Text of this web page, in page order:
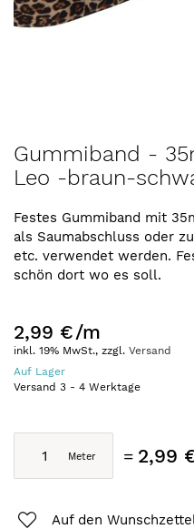
Anfang
der
springen
Gummiband -
Leo -braun-
Festes Gummiband mit
als Saumabschluss oder
etc. verwendet werden.
schön dort wo es soll.
2,99 €/m
inkl. 19% MwSt., zzgl. Versand
Auf Lager
Versand 3 - 4 Werktage
2,99
Auf den Wunschzettel